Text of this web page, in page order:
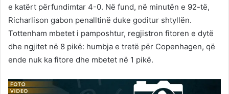
e katërt përfundimtar 4-0. Në fund, në minutën e 92-të,
Richarlison gabon penalltinë duke goditur shtyllën.
Tottenham mbetet i pamposhtur, regjistron fitoren e dytë
dhe ngjitet në 8 pikë: humbja e tretë për Copenhagen, që
ende nuk ka fitore dhe mbetet në 1 pikë.